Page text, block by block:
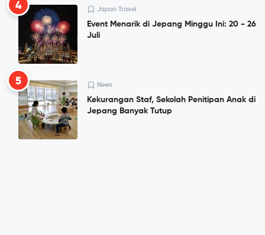
4 Japan Travel
Event Menarik di Jepang Minggu Ini: 20 - 26
Juli
5 News
Kekurangan Staf, Sekolah Penitipan Anak di
Jepang Banyak Tutup